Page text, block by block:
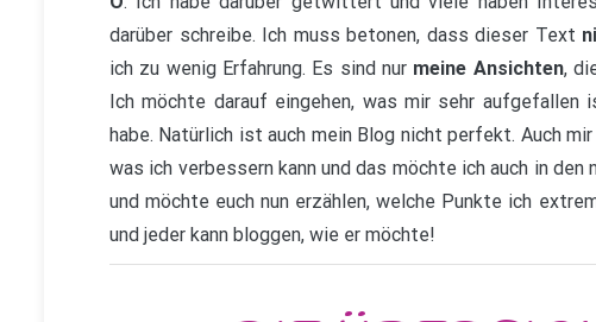
darüber schreibe. Ich muss betonen, dass dieser Text
ich zu wenig Erfahrung. Es sind nur meine Ansichten,
Ich möchte darauf eingehen, was mir sehr
habe. Natürlich ist auch mein Blog nicht perfekt. Auch
was ich verbessern kann und das möchte ich auch in
und möchte euch nun erzählen, welche Punkte ich
und jeder kann bloggen, wie er möchte!